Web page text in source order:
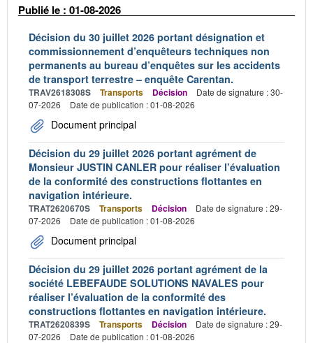
Publié le : 01-08-2026
Décision du 30 juillet 2026 portant désignation et
commissionnement d’enquêteurs techniques non
permanents au bureau d’enquêtes sur les accidents
de transport terrestre – enquête Carentan.
TRAV2618308S Transports Décision
Date de signature : 30-
07-2026
Date de publication : 01-08-2026
Document principal
Décision du 29 juillet 2026 portant agrément de
Monsieur JUSTIN CANLER pour réaliser l’évaluation
de la conformité des constructions flottantes en
navigation intérieure.
TRAT2620670S Transports Décision
Date de signature : 29-
07-2026
Date de publication : 01-08-2026
Document principal
Décision du 29 juillet 2026 portant agrément de la
société LEBEFAUDE SOLUTIONS NAVALES pour
réaliser l’évaluation de la conformité des
constructions flottantes en navigation intérieure.
TRAT2620839S Transports Décision
Date de signature : 29-
07-2026
Date de publication : 01-08-2026